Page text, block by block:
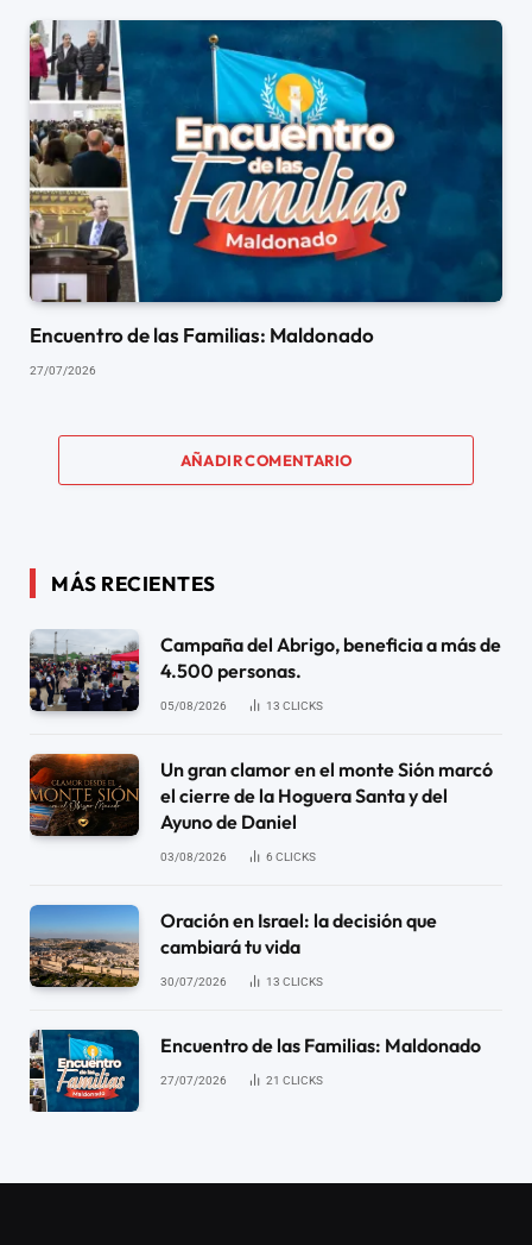
Encuentro de las Familias: Maldonado
27/07/2026
AÑADIR COMENTARIO
MÁS RECIENTES
Campaña del Abrigo, beneficia a más de
4.500 personas.
05/08/2026 13 CLICKS
Un gran clamor en el monte Sión marcó
el cierre de la Hoguera Santa y del
Ayuno de Daniel
03/08/2026 6 CLICKS
Oración en Israel: la decisión que
cambiará tu vida
30/07/2026 13 CLICKS
Encuentro de las Familias: Maldonado
27/07/2026 21 CLICKS